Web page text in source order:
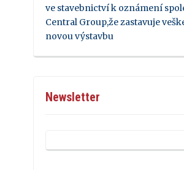
ve stavebnictví k oznámení
Central Group,že zastavuje
novou výstavbu
Newsletter